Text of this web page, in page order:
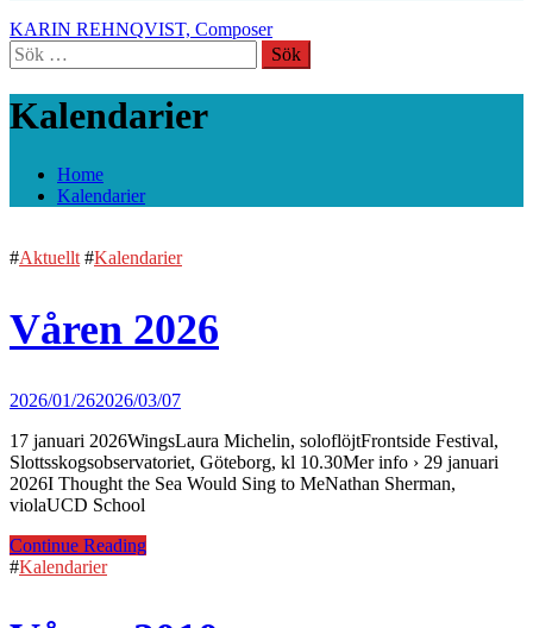
KARIN REHNQVIST, Composer
Sök
efter:
Kalendarier
Home
Kalendarier
#Aktuellt #Kalendarier
Våren 2026
2026/01/262026/03/07
17 januari 2026WingsLaura Michelin, soloflöjtFrontside Festival,
Slottsskogsobservatoriet, Göteborg, kl 10.30Mer info › 29 januari
2026I Thought the Sea Would Sing to MeNathan Sherman,
violaUCD School
Continue Reading
#Kalendarier